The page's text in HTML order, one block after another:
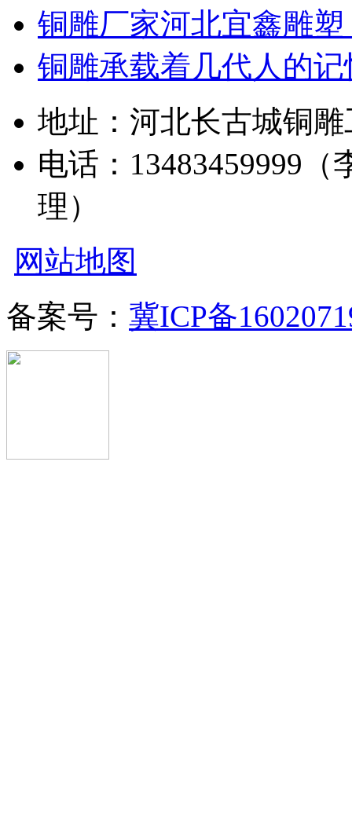
铜雕厂家河北宜鑫雕
铜雕承载着几代人的
地址：河北长古城铜
电话：13483459999（
理）
网站地图
备案号： 冀ICP备